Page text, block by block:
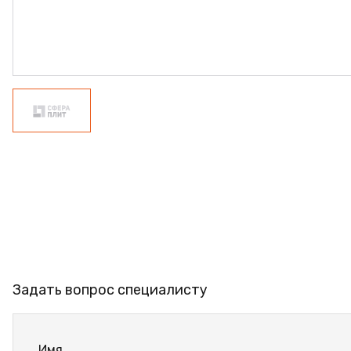
Задать вопрос специалисту